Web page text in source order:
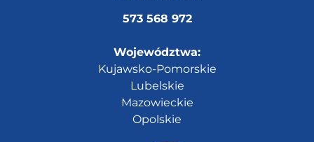
573 568 972
Województwa:
Kujawsko-Pomorskie
Lubelskie
Mazowieckie
Opolskie